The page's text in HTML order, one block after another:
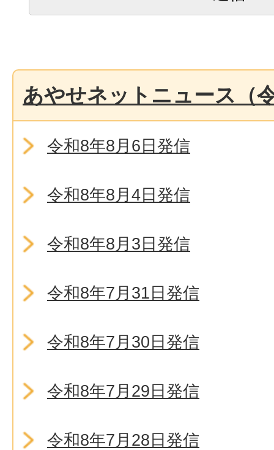
あやせネットニュース（
令和8年8月6日発信
令和8年8月4日発信
令和8年8月3日発信
令和8年7月31日発信
令和8年7月30日発信
令和8年7月29日発信
令和8年7月28日発信